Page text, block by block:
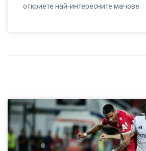
откриете най-интересните мачове